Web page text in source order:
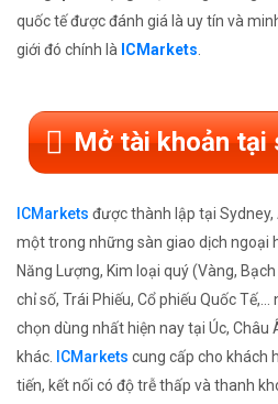
quốc tế được đánh giá là uy tín và
giới đó chính là ICMarkets.
Mở tài khoản tại
ICMarkets được thành lập tại
một trong những sàn giao dịch ngoại
Năng Lượng, Kim loại quý (Vàng, Bạch
chỉ số, Trái Phiếu, Cổ phiếu Quốc
chọn dùng nhất hiện nay tại Úc, Châu
khác. ICMarkets cung cấp cho khách
tiến, kết nối có độ trễ thấp và thanh